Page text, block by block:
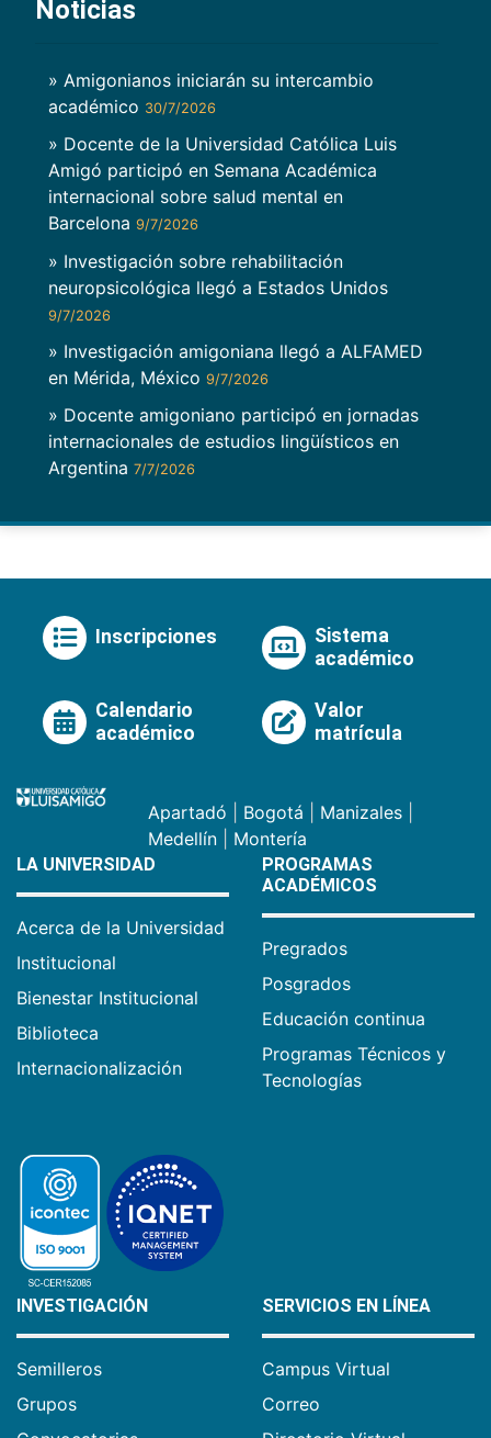
Noticias
» Amigonianos iniciarán su intercambio
académico 30/7/2026
» Docente de la Universidad Católica Luis
Amigó participó en Semana Académica
internacional sobre salud mental en
Barcelona 9/7/2026
» Investigación sobre rehabilitación
neuropsicológica llegó a Estados Unidos
9/7/2026
» Investigación amigoniana llegó a ALFAMED
en Mérida, México 9/7/2026
» Docente amigoniano participó en jornadas
internacionales de estudios lingüísticos en
Argentina 7/7/2026
Inscripciones
Sistema
académico
Calendario
académico
Valor
matrícula
Apartadó Bogotá Manizales
Medellín
Montería
LA UNIVERSIDAD
Acerca de la Universidad
Institucional
Bienestar Institucional
Biblioteca
Internacionalización
PROGRAMAS
ACADÉMICOS
Pregrados
Posgrados
Educación continua
Programas Técnicos y
Tecnologías
INVESTIGACIÓN
Semilleros
Grupos
SERVICIOS EN LÍNEA
Campus Virtual
Correo